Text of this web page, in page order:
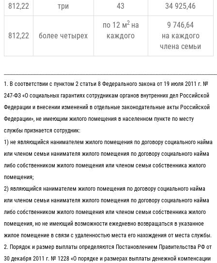
812,22 три 43 34 925,46
812,22 более четырех
по 12 м2 на
каждого
9 746,64
на каждого
члена семьи
1. В соответствии с пунктом 2 статьи 8 Федерального закона от 19 июля 2011 г. №
247-ФЗ «О социальных гарантиях сотрудникам органов внутренних дел Российской
Федерации и внесении изменений в отдельные законодательные акты Российской
Федерации», не имеющим жилого помещения в населенном пункте по месту
службы признается сотрудник:
1) не являющийся нанимателем жилого помещения по договору социального найма
или членом семьи нанимателя жилого помещения по договору социального найма
либо собственником жилого помещения или членом семьи собственника жилого
помещения;
2) являющийся нанимателем жилого помещения по договору социального найма
или членом семьи нанимателя жилого помещения по договору социального найма
либо собственником жилого помещения или членом семьи собственника жилого
помещения, но не имеющий возможности ежедневно возвращаться в указанное
жилое помещение в связи с удаленностью места его нахождения от места службы.
2. Порядок и размер выплаты определяются Постановлением Правительства РФ от
30 декабря 2011 г. № 1228 «О порядке и размерах выплаты денежной компенсации